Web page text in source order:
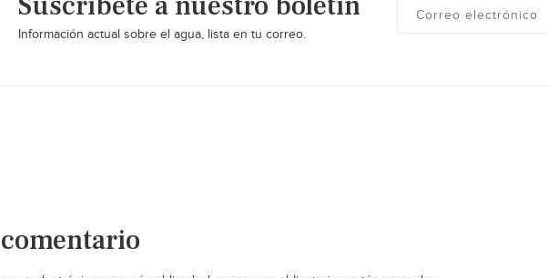
Información actual sobre el agua, lista en tu correo.